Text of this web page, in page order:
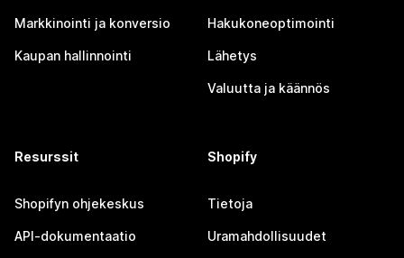
Markkinointi ja konversio
Kaupan hallinnointi
Hakukoneoptimointi
Lähetys
Valuutta ja käännös
Resurssit
Shopifyn ohjekeskus
API-dokumentaatio
Shopify
Tietoja
Uramahdollisuudet